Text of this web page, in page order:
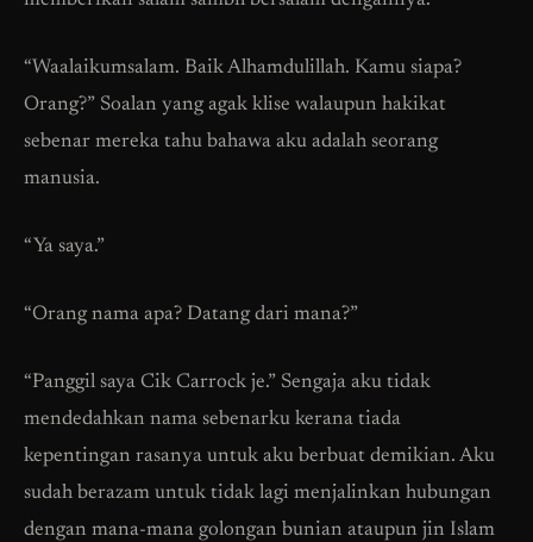
“Waalaikumsalam. Baik Alhamdulillah. Kamu siapa?
Orang?” Soalan yang agak klise walaupun hakikat
sebenar mereka tahu bahawa aku adalah seorang
manusia.
“Ya saya.”
“Orang nama apa? Datang dari mana?”
“Panggil saya Cik Carrock je.” Sengaja aku tidak
mendedahkan nama sebenarku kerana tiada
kepentingan rasanya untuk aku berbuat demikian. Aku
sudah berazam untuk tidak lagi menjalinkan hubungan
dengan mana-mana golongan bunian ataupun jin Islam